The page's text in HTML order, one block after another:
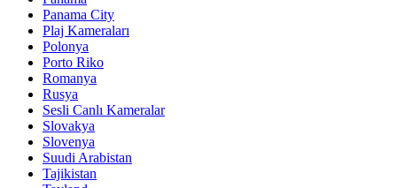
Panama City
Plaj Kameraları
Polonya
Porto Riko
Romanya
Rusya
Sesli Canlı Kameralar
Slovakya
Slovenya
Suudi Arabistan
Tajikistan